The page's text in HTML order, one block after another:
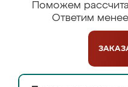
Поможем
Ответим